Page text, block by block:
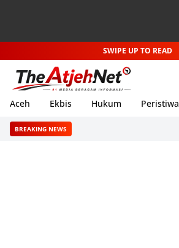
SWIPE UP TO READ
Aceh Ekbis Hukum Peristiwa
BREAKING NEWS